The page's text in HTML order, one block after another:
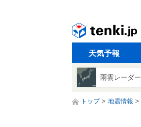
天気予報
雨雲レーダー
トップ 地震情報